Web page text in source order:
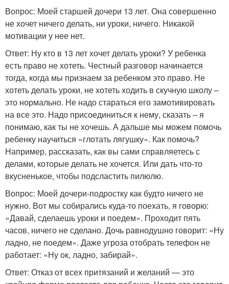
Вопрос: Моей старшей дочери 13 лет. Она совершенно
не хочет ничего делать, ни уроки, ничего. Никакой
мотивации у нее нет.
Ответ: Ну кто в 13 лет хочет делать уроки? У ребенка
есть право не хотеть. Честный разговор начинается
тогда, когда мы признаем за ребенком это право. Не
хотеть делать уроки, не хотеть ходить в скучную школу –
это нормально. Не надо стараться его замотивировать
на все это. Надо присоединиться к нему, сказать – я
понимаю, как ты не хочешь. А дальше мы можем помочь
ребенку научиться «глотать лягушку». Как помочь?
Например, рассказать, как вы сами справляетесь с
делами, которые делать не хочется. Или дать что-то
вкусненькое, чтобы подсластить пилюлю.
Вопрос: Моей дочери-подростку как будто ничего не
нужно. Вот мы собирались куда-то поехать, я говорю:
«Давай, сделаешь уроки и поедем». Проходит пять
часов, ничего не сделано. Дочь равнодушно говорит: «Ну
ладно, не поедем». Даже угроза отобрать телефон не
работает: «Ну ок, ладно, забирай».
Ответ: Отказ от всех притязаний и желаний — это